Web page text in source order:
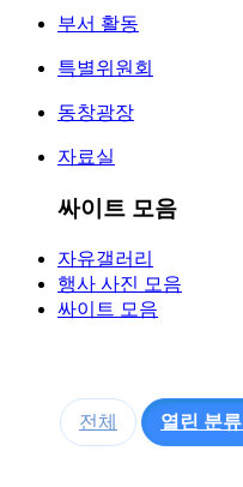
부서 활동
특별위원회
동창광장
자료실
싸이트 모음
자유갤러리
행사 사진 모음
싸이트 모음
전체 열린 분류